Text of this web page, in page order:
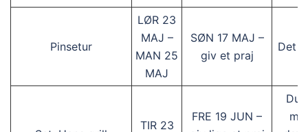
Pinsetur
LØR 23
MAJ –
MAN 25
MAJ
SØN 17 MAJ –
giv et praj
Det
TIR 23
FRE 19 JUN –
Du